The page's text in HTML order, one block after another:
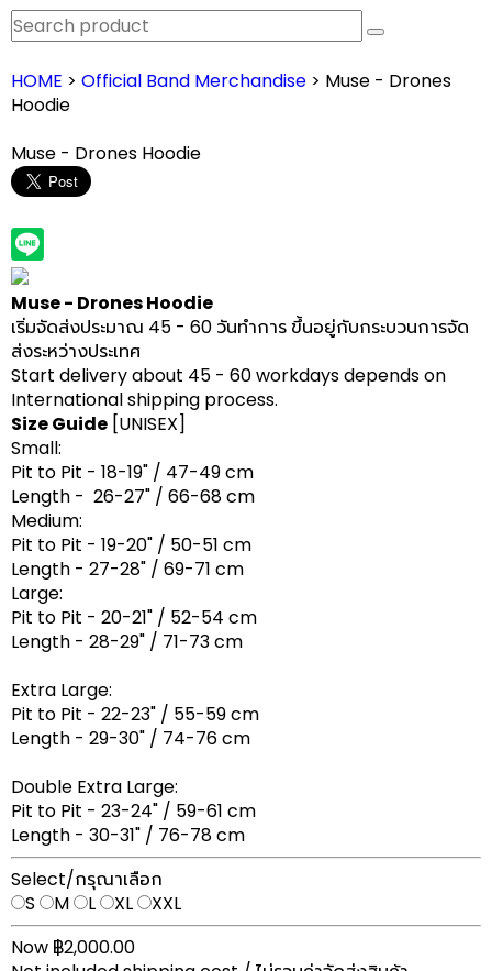
HOME > Official Band Merchandise > Muse - Drones
Hoodie
Muse - Drones Hoodie
Muse - Drones Hoodie
เริ่มจัดส่งประมาณ 45 - 60 วันทำการ ขึ้นอยู่กับกระบวนการจัด
ส่งระหว่างประเทศ
Start delivery about 45 - 60 workdays depends on
International shipping process.
Size Guide [UNISEX]
Small:
Pit to Pit - 18-19" / 47-49 cm
Length - 26-27" / 66-68 cm
Medium:
Pit to Pit - 19-20" / 50-51 cm
Length - 27-28" / 69-71 cm
Large:
Pit to Pit - 20-21" / 52-54 cm
Length - 28-29" / 71-73 cm
Extra Large:
Pit to Pit - 22-23" / 55-59 cm
Length - 29-30" / 74-76 cm
Double Extra Large:
Pit to Pit - 23-24" / 59-61 cm
Length - 30-31" / 76-78 cm
Select/กรุณาเลือก
S
M L XL
XXL
Now ฿2,000.00